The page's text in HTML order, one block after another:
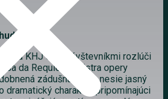
jar
KHJ sa s návštevníkmi rozlúči
da Requiem majstra opery
zádušná omša nesie jasný
dramatický charakter pripomínajúci